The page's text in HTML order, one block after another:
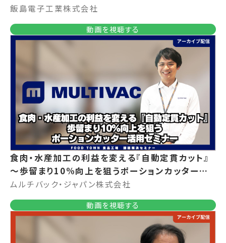
飯島電子工業株式会社
動画を視聴する
食肉・水産加工の利益を変える『自動定貫カット』
～歩留まり10%向上を狙うポーションカッター活
用セミナー～
ムルチバック・ジャパン株式会社
動画を視聴する